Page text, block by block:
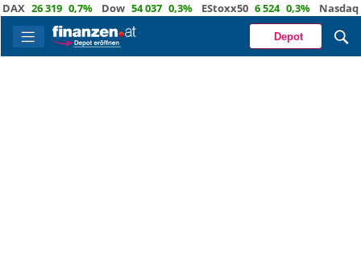
26 319 0,7% Dow 54 037 0,3% EStoxx50 6 524 0,3% Nasdaq
Depot